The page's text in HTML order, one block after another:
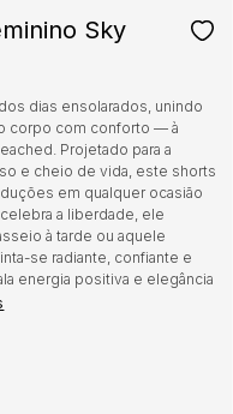
Sky
dias ensolarados, unindo
corpo com conforto — à
Projetado para a
e cheio de vida, este shorts
em qualquer ocasião
a liberdade, ele
à tarde ou aquele
se radiante, confiante e
energia positiva e elegância